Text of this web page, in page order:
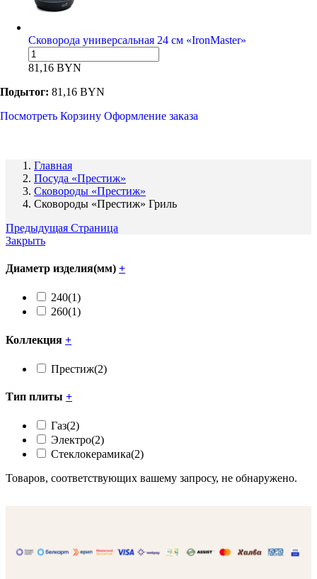
Сковорода универсальная 24 см «IronMaster»
81,16 BYN
Подытог: 81,16 BYN
Посмотреть Корзину Оформление заказа
Главная
Посуда «Престиж»
Сковороды «Престиж»
Сковороды «Престиж» Гриль
Предыдущая Страница
Закрыть
Диаметр изделия(мм) +
240(1)
260(1)
Коллекция +
Престиж(2)
Тип плиты +
Газ(2)
Электро(2)
Стеклокерамика(2)
Товаров, соответствующих вашему запросу, не обнаружено.